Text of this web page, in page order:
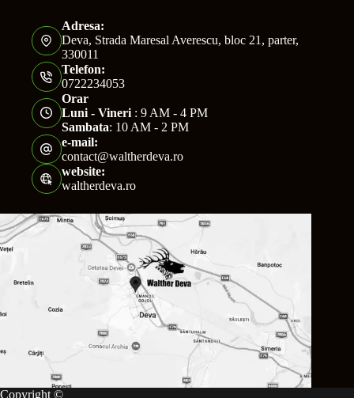
Adresa:
Deva, Strada Maresal Averescu, bloc 21, parter,
330011
Telefon:
0722234053
Orar
Luni - Vineri: 9 AM - 4 PM
Sambata: 10 AM - 2 PM
e-mail:
contact@waltherdeva.ro
website:
waltherdeva.ro
Copyright ©